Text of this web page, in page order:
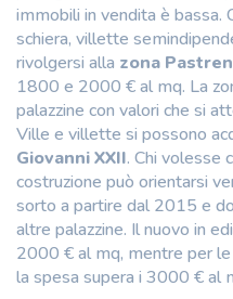
immobili in vendita è bassa.
schiera, villette
rivolgersi alla zona
1800 e 2000 € al mq. La
palazzine con valori che si
Ville e villette si possono
Giovanni XXII. Chi volesse
costruzione può orientarsi
sorto a partire dal 2015 e
altre palazzine. Il nuovo in
2000 € al mq, mentre per
la spesa supera i 3000 € al